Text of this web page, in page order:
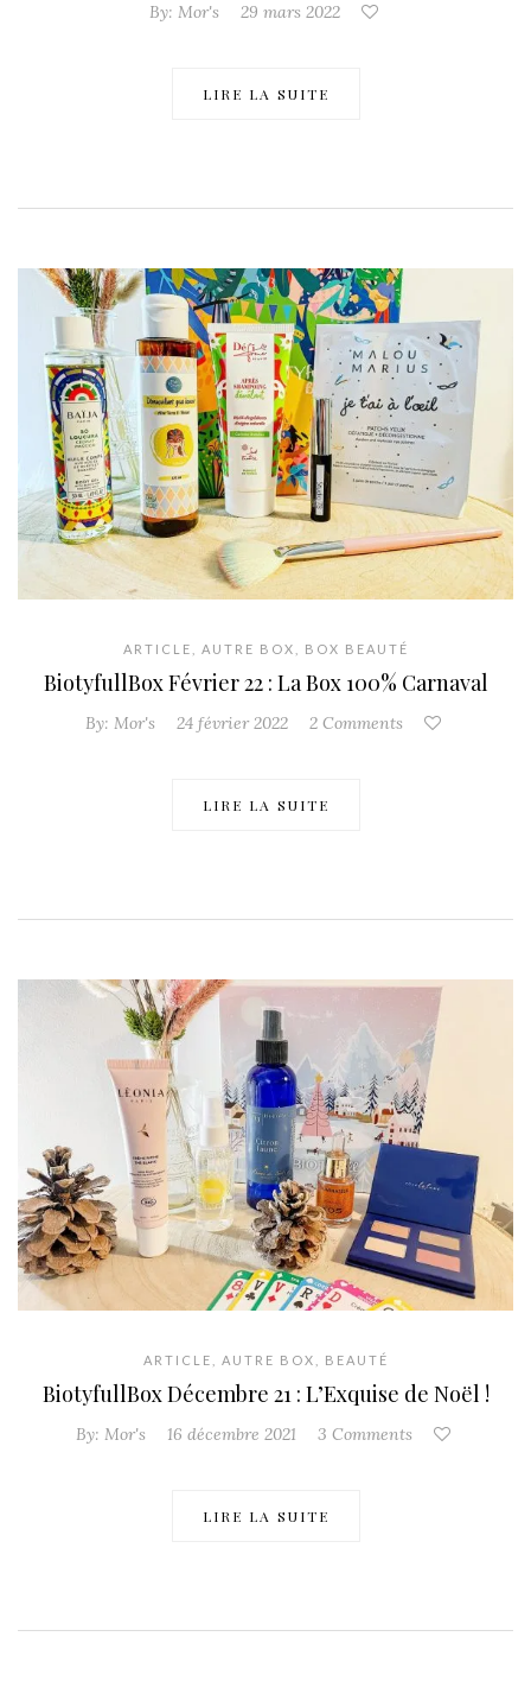
By: Mor's 29 mars 2022
LIRE LA SUITE
ARTICLE AUTRE BOX BOX BEAUTÉ
BiotyfullBox Février 22 : La Box 100% Carnaval
By: Mor's 24 février 2022 2 Comments
LIRE LA SUITE
ARTICLE AUTRE BOX BEAUTÉ
BiotyfullBox Décembre 21 : L’Exquise de Noël !
By: Mor's 16 décembre 2021 3 Comments
LIRE LA SUITE